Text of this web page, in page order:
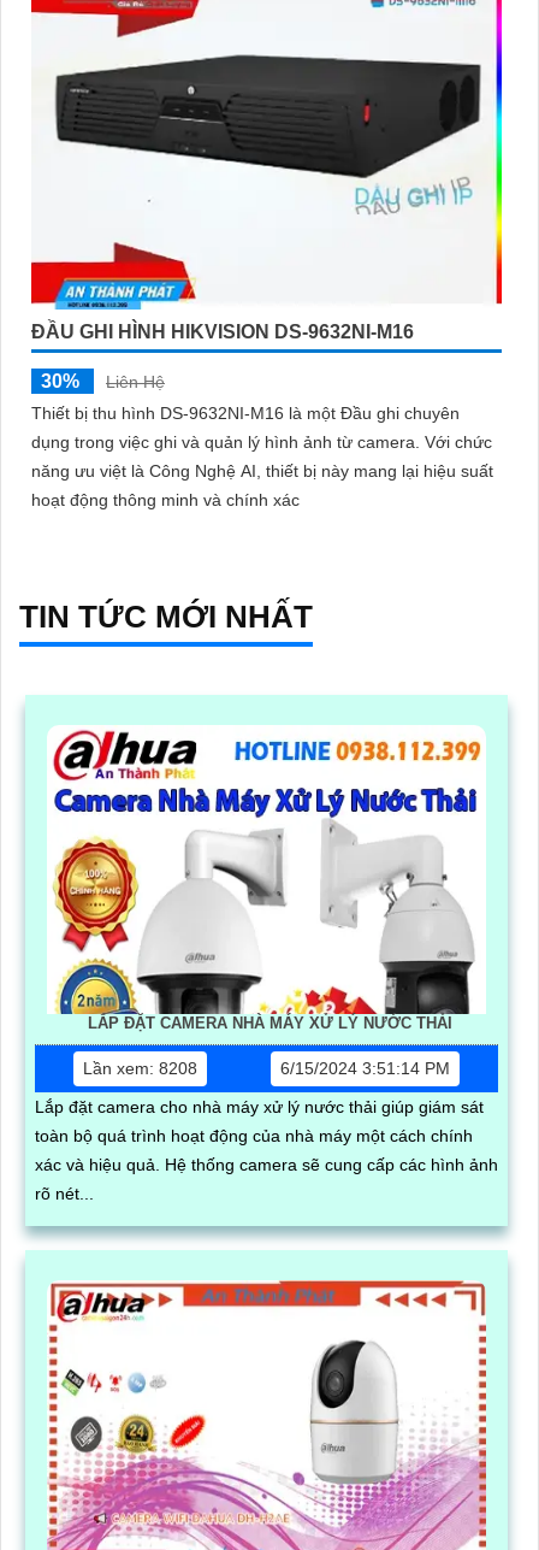
ĐẦU GHI HÌNH HIKVISION DS-9632NI-M16
30%
Liên Hệ
Thiết bị thu hình DS-9632NI-M16 là một Đầu ghi chuyên
dụng trong việc ghi và quản lý hình ảnh từ camera. Với chức
năng ưu việt là Công Nghệ AI, thiết bị này mang lại hiệu suất
hoạt động thông minh và chính xác
TIN TỨC MỚI NHẤT
LẮP ĐẶT CAMERA NHÀ MÁY XỬ LÝ NƯỚC THẢI
Lần xem: 8208
6/15/2024 3:51:14 PM
Lắp đặt camera cho nhà máy xử lý nước thải giúp giám sát
toàn bộ quá trình hoạt động của nhà máy một cách chính
xác và hiệu quả. Hệ thống camera sẽ cung cấp các hình ảnh
rõ nét...